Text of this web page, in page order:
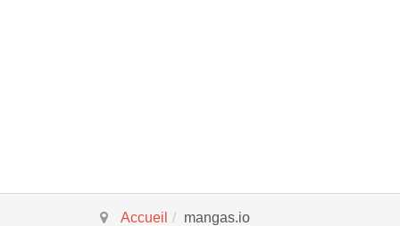
Accueil mangas.io